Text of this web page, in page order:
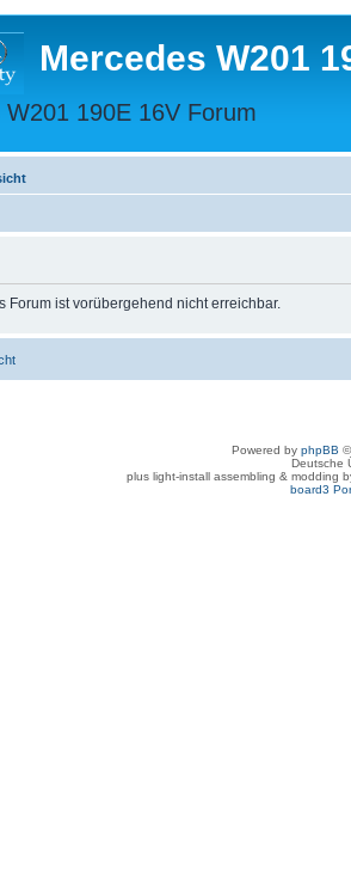
Mercedes W201
190E 16V Forum
Forum ist vorübergehend nicht erreichbar.
Powered by phpBB
Deutsche
plus light-install assembling & modding
board3